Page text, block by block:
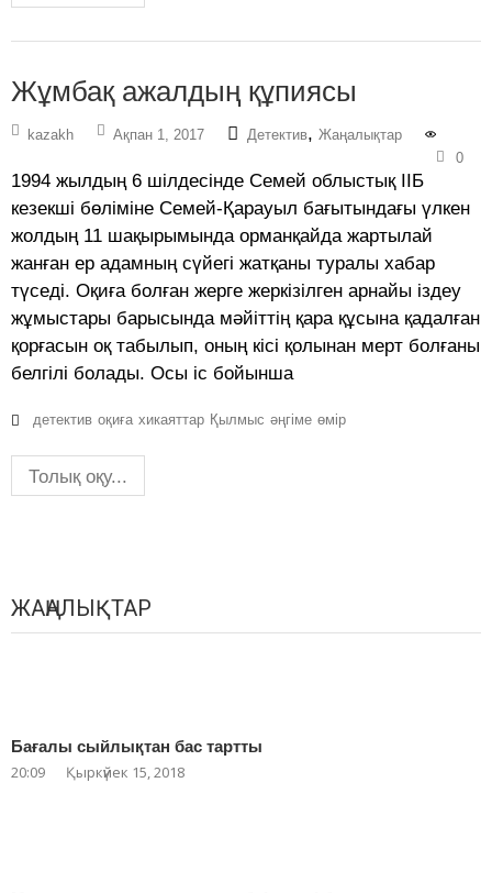
Жұмбақ ажалдың құпиясы
kazakh Ақпан 1, 2017 Детектив, Жаңалықтар
0
1994 жылдың 6 шілдесінде Семей облыстық ІІБ
кезекші бөліміне Семей-Қарауыл бағытындағы үлкен
жолдың 11 шақырымында орманқайда жартылай
жанған ер адамның сүйегі жатқаны туралы хабар
түседі. Оқиға болған жерге жеркізілген арнайы іздеу
жұмыстары барысында мәйіттің қара құсына қадалған
қорғасын оқ табылып, оның кісі қолынан мерт болғаны
белгілі болады. Осы іс бойынша
детектив оқиға хикаяттар Қылмыс әңгіме өмір
Толық оқу...
ЖАҢАЛЫҚТАР
Бағалы сыйлықтан бас тартты
20:09 Қыркүйек 15, 2018